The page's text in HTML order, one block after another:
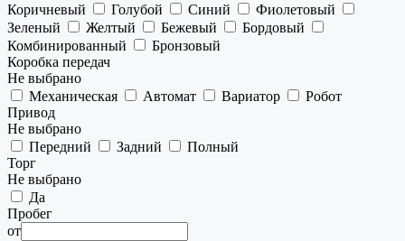
Коричневый
Голубой Синий
Фиолетовый
Зеленый
Желтый Бежевый
Бордовый
Комбинированный
Бронзовый
Коробка передач
Не выбрано
Механическая
Автомат Вариатор
Робот
Привод
Не выбрано
Передний
Задний
Полный
Торг
Не выбрано
Да
Пробег
от